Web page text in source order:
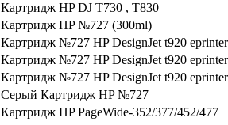
Картридж HP DJ T730 , T830
Картридж HP №727 (300ml)
Картридж №727 HP DesignJet t920 eprinter
Картридж №727 HP DesignJet t920 eprinter
Картридж №727 HP DesignJet t920 eprinter
Серый Картридж HP №727
Картридж HP PageWide-352/377/452/477